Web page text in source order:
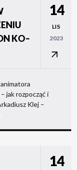
KO–
14
LIS
2023
jak rozpocząć i
Klej –
14